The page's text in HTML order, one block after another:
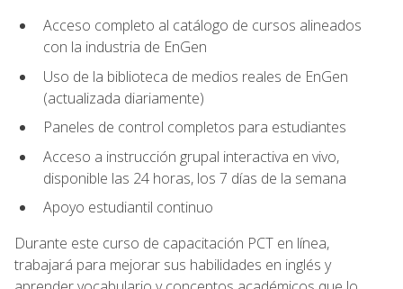
Acceso completo al catálogo de cursos alineados
con la industria de EnGen
Uso de la biblioteca de medios reales de EnGen
(actualizada diariamente)
Paneles de control completos para estudiantes
Acceso a instrucción grupal interactiva en vivo,
disponible las 24 horas, los 7 días de la semana
Apoyo estudiantil continuo
Durante este curso de capacitación PCT en línea,
trabajará para mejorar sus habilidades en inglés y